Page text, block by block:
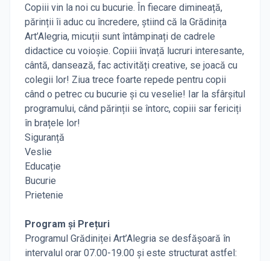
Copiii vin la noi cu bucurie. În fiecare dimineață,
părinții îi aduc cu încredere, știind că la Grădinița
Art’Alegria, micuții sunt întâmpinați de cadrele
didactice cu voioșie. Copiii învață lucruri interesante,
cântă, dansează, fac activități creative, se joacă cu
colegii lor! Ziua trece foarte repede pentru copii
când o petrec cu bucurie și cu veselie! Iar la sfârșitul
programului, când părinții se întorc, copiii sar fericiți
în brațele lor!
Siguranță
Veslie
Educație
Bucurie
Prietenie
Program și Prețuri
Programul Grădiniței Art’Alegria se desfășoară în
intervalul orar 07.00-19.00 și este structurat astfel: